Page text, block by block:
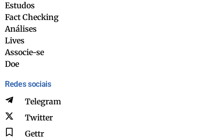
Estudos
Fact Checking
Análises
Lives
Associe-se
Doe
Redes sociais
Telegram
Twitter
Gettr